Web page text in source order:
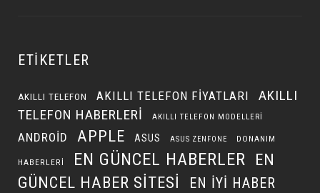
ETIKETLER
AKILLI TELEFON AKILLI TELEFON FIYATLARI
AKILLI
TELEFON HABERLERI
AKILLI TELEFON MODELLERI
ANDROID APPLE ASUS ASUS ZENFONE DONANIM
HABERLERI EN GÜNCEL HABERLER EN
GÜNCEL HABER SITESI
EN IYI HABER